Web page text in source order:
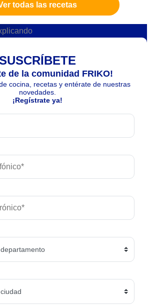
todas las recetas
de la comunidad FRIKO!
cocina, recetas y entérate de nuestras
novedades.
¡Regístrate ya!